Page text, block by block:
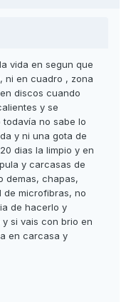
vida en segun que
ni en cuadro , zona
discos cuando
y se
todavía no sabe lo
y ni una gota de
dias la limpio y en
y carcasas de
demas, chapas,
de microfibras, no
de hacerlo y
si vais con brio en
en carcasa y